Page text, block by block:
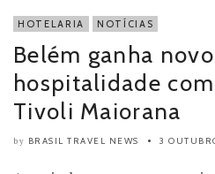
HOTELARIA NOTÍCIAS
Belém ganha
hospitalidade
Tivoli Maiorana
by BRASIL TRAVEL NEWS 3